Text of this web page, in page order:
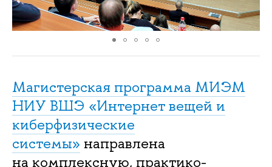
Магистерская программа МИЭМ
НИУ ВШЭ «Интернет вещей и
киберфизические
системы» направлена
на комплексную, практико-